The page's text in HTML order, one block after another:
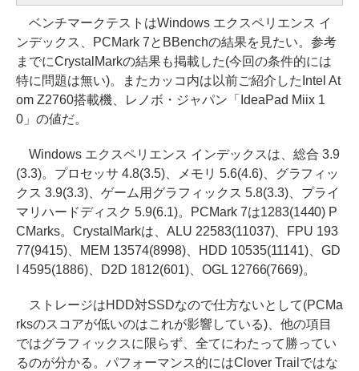
ベンチマークテストはWindows エクスペリエンス イ
ンデックス、PCMark 7とBBenchの結果を見たい。参考
までにCrystalMarkの結果も掲載した(今回の条件的には
特に問題は無い)。またカッコ内は以前ご紹介したIntel At
om Z2760搭載機、レノボ・ジャパン「IdeaPad Miix 1
0」の値だ。
Windows エクスペリエンス インデックスは、総合 3.9
(3.3)。プロセッサ 4.8(3.5)、メモリ 5.6(4.6)、グラフィッ
クス 3.9(3.3)、ゲーム用グラフィックス 5.8(3.3)、プライ
マリハードディスク 5.9(6.1)。PCMark 7は1283(1440) P
CMarks。CrystalMarkは、ALU 22583(11037)、FPU 193
77(9415)、MEM 13574(8998)、HDD 10535(11141)、GD
I 4595(1886)、D2D 1812(601)、OGL 12766(7669)。
ストレージはHDD対SSDなので仕方ないとして(PCMa
rksのスコアが低いのはこれが影響している)、他の項目
ではグラフィックスに限らず、全てにわたって勝ってい
るのが分かる。パフォーマンス的にはClover Trailではな